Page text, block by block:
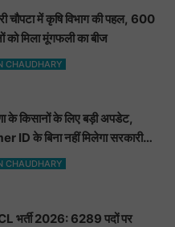
चौपटा में कृषि विभाग की पहल, 600
को मिला मूंगफली का बीज
CHAUDHARY
के किसानों के लिए बड़ी अपडेट,
ID के बिना नहीं मिलेगा सरकारी
CHAUDHARY
भर्ती 2026: 6289 पदों पर